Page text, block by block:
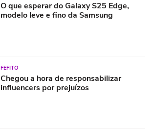
O que esperar do Galaxy S25 Edge,
modelo leve e fino da Samsung
FEFITO
Chegou a hora de responsabilizar
influencers por prejuízos